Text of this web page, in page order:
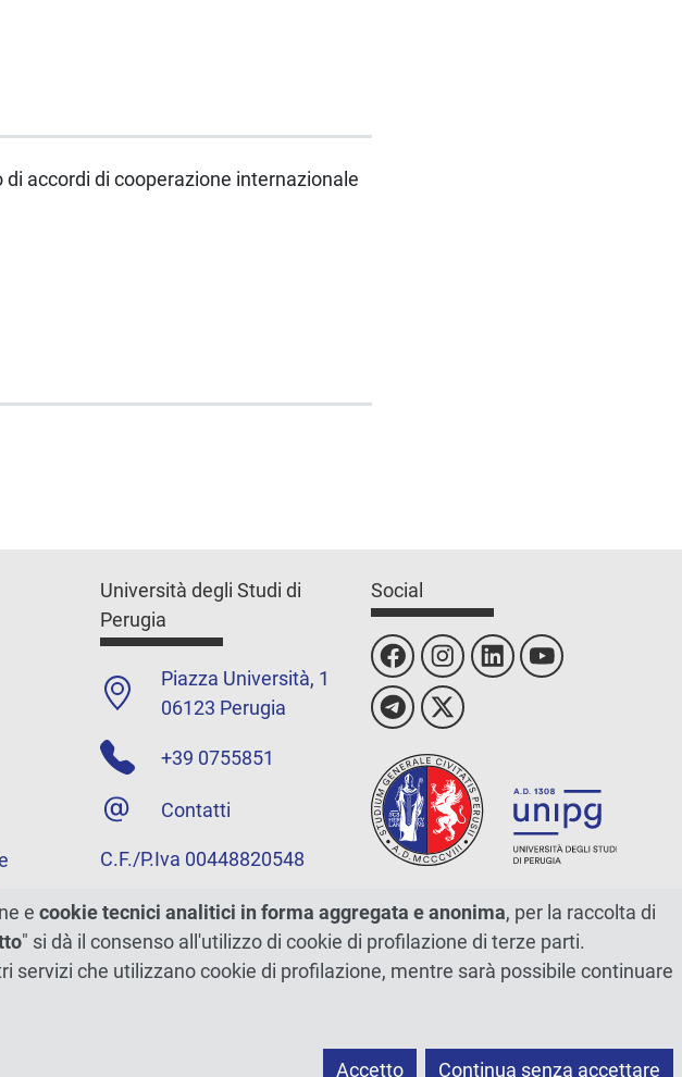
accordi di cooperazione internazionale
Università degli Studi di
Perugia
Piazza Università, 1
06123 Perugia
+39 0755851
Contatti
C.F./P.Iva 00448820548
Social
e cookie tecnici analitici in forma aggregata e anonima, per la raccolta di
" si dà il consenso all'utilizzo di cookie di profilazione di terze parti.
servizi che utilizzano cookie di profilazione, mentre sarà possibile continuare
Accetto
Continua senza accettare